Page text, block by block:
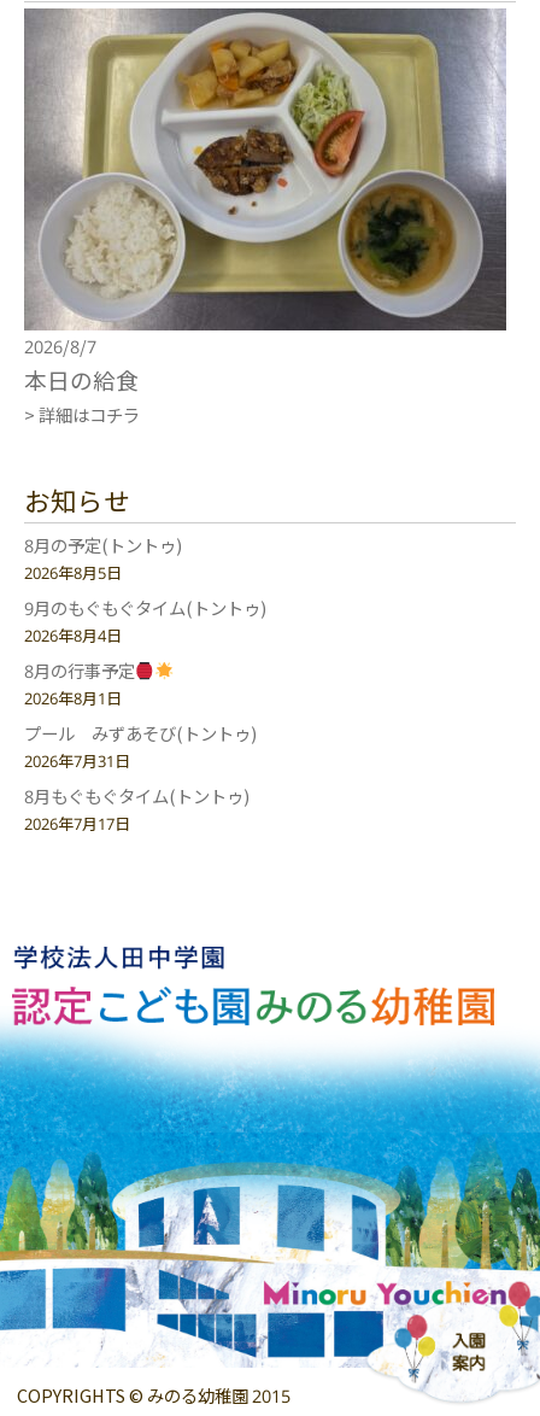
2026/8/7
本日の給食
> 詳細はコチラ
お知らせ
8月の予定(トントゥ)
2026年8月5日
9月のもぐもぐタイム(トントゥ)
2026年8月4日
8月の行事予定
2026年8月1日
プール みずあそび(トントゥ)
2026年7月31日
8月もぐもぐタイム(トントゥ)
2026年7月17日
COPYRIGHTS © みのる幼稚園 2015